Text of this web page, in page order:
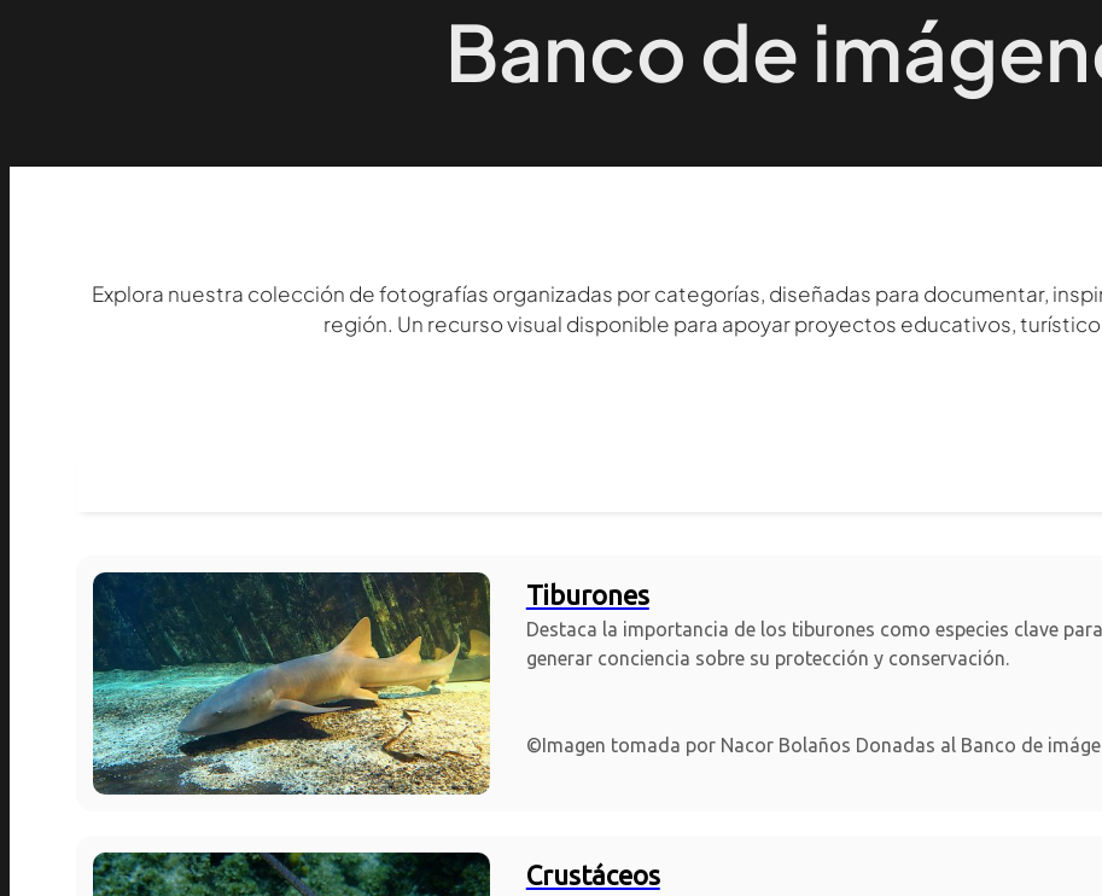
Banco de
Explora nuestra colección de fotografías organizadas por categorías, diseñadas para documentar,
región. Un recurso visual disponible para apoyar proyectos educativos,
Tiburones
Destaca la importancia de los tiburones como especies clave
generar conciencia sobre su protección y conservación.
©Imagen tomada por Nacor Bolaños Donadas al Banco de
Crustáceos